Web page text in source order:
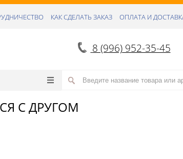
КАК СДЕЛАТЬ ЗАКАЗ ОПЛАТА И
8 (996) 952-35-45
С ДРУГОМ